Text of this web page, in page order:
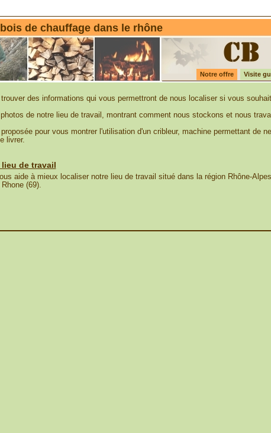
de chauffage dans le rhône
Visite
Notre offre
des informations qui vous permettront de nous localiser si vous
de notre lieu de travail, montrant comment nous stockons et nous
pour vous montrer l'utilisation d'un cribleur, machine permettant de
livrer.
de travail
aide à mieux localiser notre lieu de travail situé dans la région Rhône-
(69).